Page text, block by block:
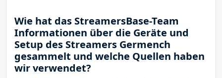
Wie hat das StreamersBase-Team
Informationen über die Geräte und
Setup des Streamers Germench
gesammelt und welche Quellen haben
wir verwendet?